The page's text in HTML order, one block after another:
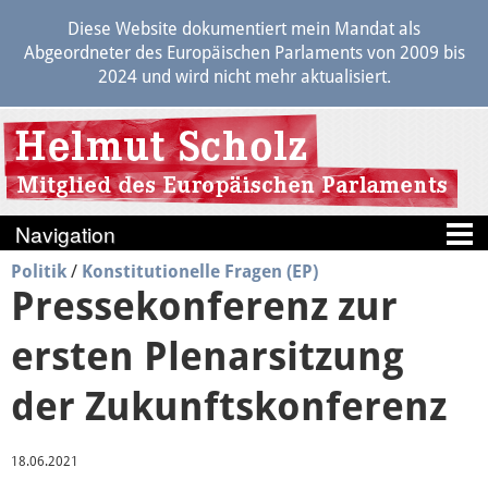
Diese Website dokumentiert mein Mandat als
Abgeordneter des Europäischen Parlaments von 2009 bis
2024 und wird nicht mehr aktualisiert.
Blog
Politik
Politik / Konstitutionelle Fragen (EP)
Pressekonferenz zur
ersten Plenarsitzung
der Zukunftskonferenz
18.06.2021